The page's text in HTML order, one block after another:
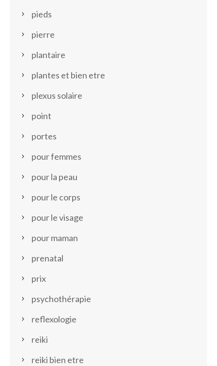
pieds
pierre
plantaire
plantes et bien etre
plexus solaire
point
portes
pour femmes
pour la peau
pour le corps
pour le visage
pour maman
prenatal
prix
psychothérapie
reflexologie
reiki
reiki bien etre